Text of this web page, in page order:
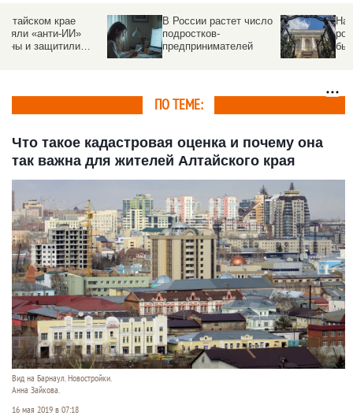
В России растет число
подростков-
предпринимателей
На взятые кредиты
россиян страна могла
бы жить год.
Подробности о «кейсе»
ПО ТЕМЕ:
Что такое кадастровая оценка и почему она
так важна для жителей Алтайского края
Вид на Барнаул. Новостройки.
Анна Зайкова.
16 мая 2019 в 07:18